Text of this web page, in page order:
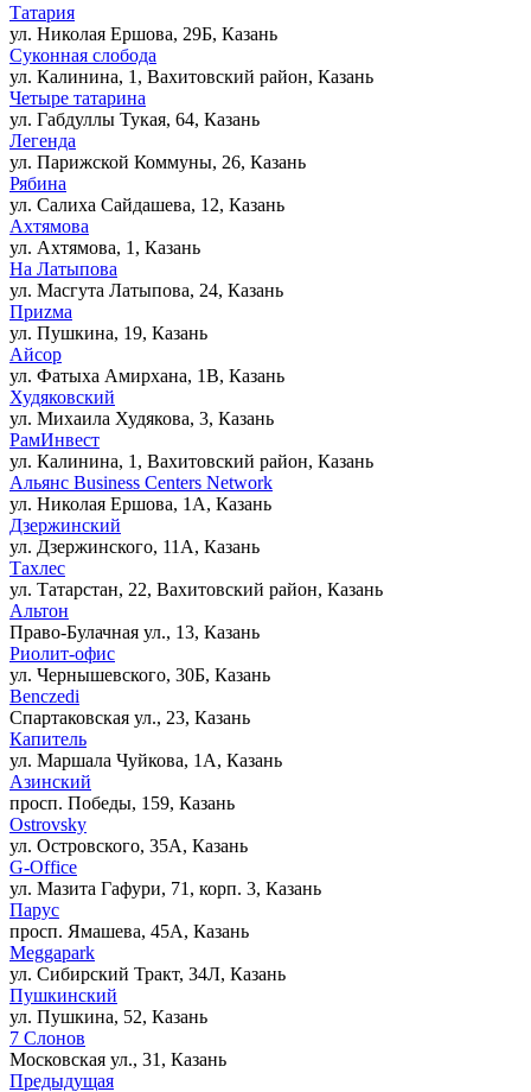
Татария
ул. Николая Ершова, 29Б, Казань
Суконная слобода
ул. Калинина, 1, Вахитовский район, Казань
Четыре татарина
ул. Габдуллы Тукая, 64, Казань
Легенда
ул. Парижской Коммуны, 26, Казань
Рябина
ул. Салиха Сайдашева, 12, Казань
Ахтямова
ул. Ахтямова, 1, Казань
На Латыпова
ул. Масгута Латыпова, 24, Казань
Приzма
ул. Пушкина, 19, Казань
Айсор
ул. Фатыха Амирхана, 1В, Казань
Худяковский
ул. Михаила Худякова, 3, Казань
РамИнвест
ул. Калинина, 1, Вахитовский район, Казань
Альянс Business Centers Network
ул. Николая Ершова, 1А, Казань
Дзержинский
ул. Дзержинского, 11А, Казань
Тахлес
ул. Татарстан, 22, Вахитовский район, Казань
Альтон
Право-Булачная ул., 13, Казань
Риолит-офис
ул. Чернышевского, 30Б, Казань
Benczedi
Спартаковская ул., 23, Казань
Капитель
ул. Маршала Чуйкова, 1А, Казань
Азинский
просп. Победы, 159, Казань
Ostrovsky
ул. Островского, 35А, Казань
G-Office
ул. Мазита Гафури, 71, корп. 3, Казань
Парус
просп. Ямашева, 45А, Казань
Meggapark
ул. Сибирский Тракт, 34Л, Казань
Пушкинский
ул. Пушкина, 52, Казань
7 Слонов
Московская ул., 31, Казань
Предыдущая